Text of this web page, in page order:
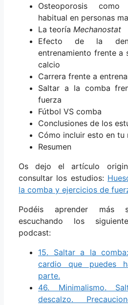
Osteoporosis como
habitual en personas
La teoría Mechanostat
Efecto de la
entrenamiento frente a
calcio
Carrera frente a
Saltar a la comba
fuerza
Fútbol VS comba
Conclusiones de los
Cómo incluir esto en tu
Resumen
Os dejo el artículo
consultar los estudios:
la comba y ejercicios de
Podéis aprender más
escuchando los
podcast:
15. Saltar a la
cardio que puedes
parte.
46. Minimalismo.
descalzo.